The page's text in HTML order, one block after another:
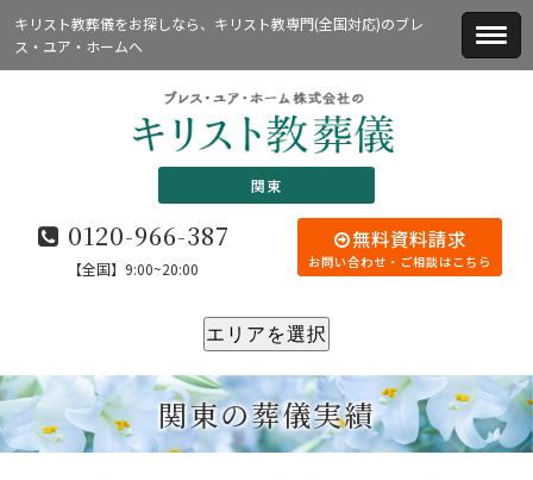
キリスト教葬儀をお探しなら、キリスト教専門(全国対応)のブレ
ス・ユア・ホームへ
関東
無料資料請求
お問い合わせ・ご相談はこちら
0120-966-387
【全国】9:00~20:00
エリアを選択
関東の葬儀実績